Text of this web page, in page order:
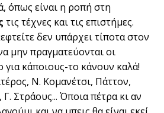
όπως είναι η ροπή στη
τις τέχνες και τις επιστήμες.
δεν υπάρχει τίποτα στον
μην πραγματεύονται οι
για κάποιους-το κάνουν καλά!
Ν. Κομανέτσι, Πάττον,
Στράους... Όποια πέτρα κι αν